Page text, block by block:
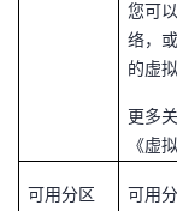
您可
络，
的虚
更多
《虚
可用分区
可用